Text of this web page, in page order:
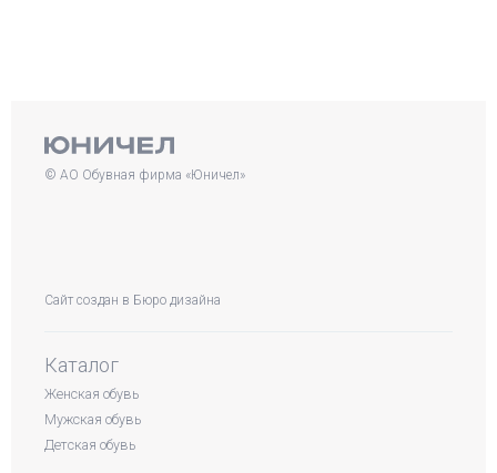
© АО Обувная фирма «Юничел»
Сайт создан в Бюро дизайна
Каталог
Женская обувь
Мужская обувь
Детская обувь